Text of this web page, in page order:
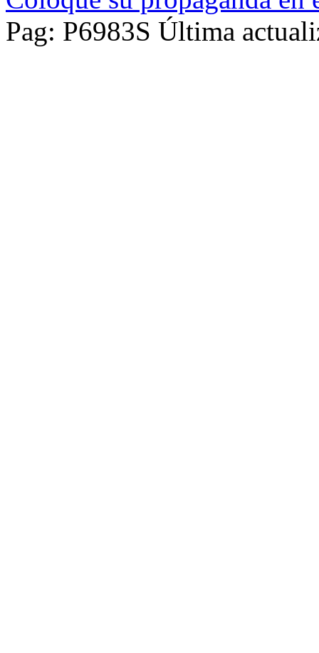
Pag: P6983S Última